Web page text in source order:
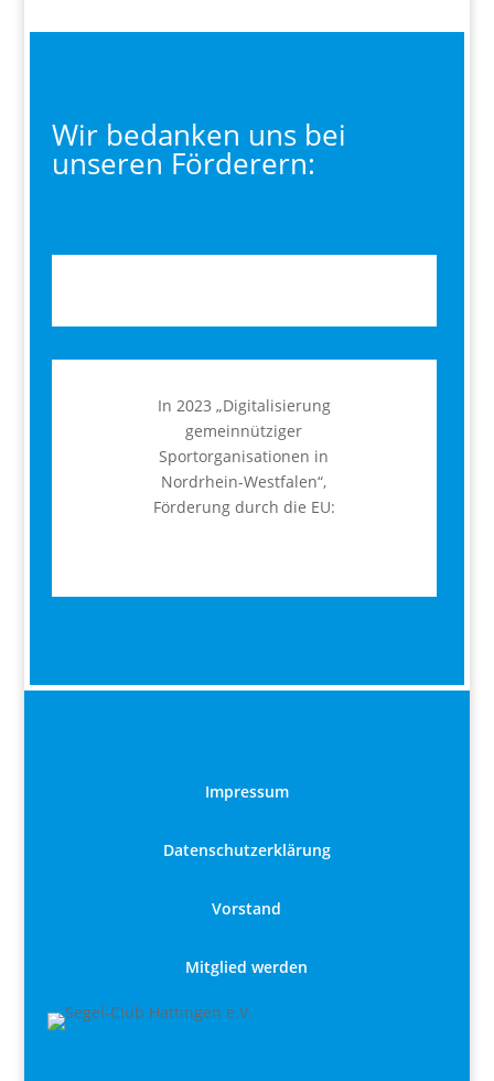
Wir bedanken uns bei
unseren Förderern:
In 2023 „Digitalisierung
gemeinnütziger
Sportorganisationen in
Nordrhein-Westfalen“,
Förderung durch die EU:
Impressum
Datenschutzerklärung
Vorstand
Mitglied werden